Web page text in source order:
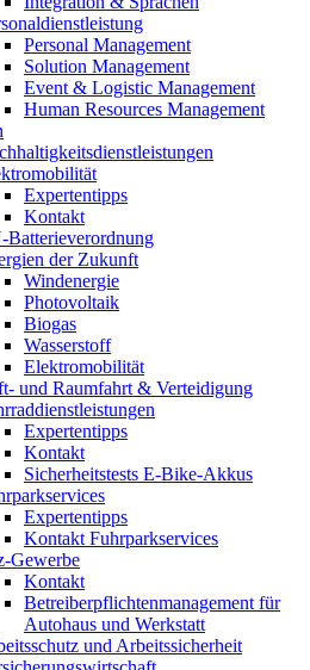
Personal Management
Solution Management
Event & Logistic Management
Human Resources Management
Expertentipps
Kontakt
Batterieverordnung
der Zukunft
Windenergie
Photovoltaik
Biogas
Wasserstoff
Elektromobilität
und Raumfahrt & Verteidigung
Expertentipps
Kontakt
Sicherheitstests E-Bike-Akkus
Expertentipps
Kontakt Fuhrparkservices
Gewerbe
Kontakt
Betreiberpflichtenmanagement für
Autohaus und Werkstatt
und Arbeitssicherheit